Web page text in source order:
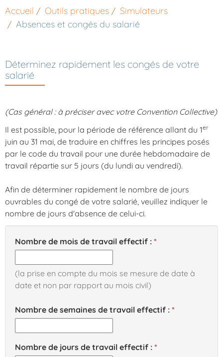
Accueil Outils pratiques
Simulateurs
Absences et congés du salarié
Déterminez rapidement les congés de votre
salarié
(Cas général : à préciser avec votre Convention Collective)
Il est possible, pour la période de référence allant du 1er
juin au 31 mai, de traduire en chiffres les principes posés
par le code du travail pour une durée hebdomadaire de
travail répartie sur 5 jours (du lundi au vendredi).
Afin de déterminer rapidement le nombre de jours
ouvrables du congé de votre salarié, veuillez indiquer le
nombre de jours d'absence de celui-ci.
Nombre de mois de travail effectif :
(la prise en compte du mois se mesure de date à
date et non par rapport au mois civil)
Nombre de semaines de travail effectif :
Nombre de jours de travail effectif :